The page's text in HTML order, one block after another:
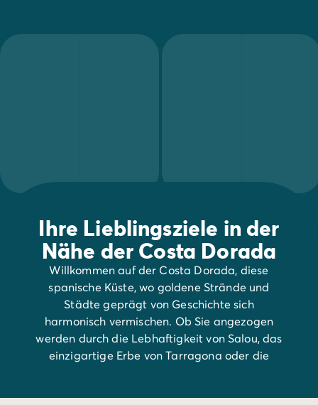
Ihre Lieblingsziele in der
Nähe der Costa Dorada
Willkommen auf der Costa Dorada, diese
spanische Küste, wo goldene Strände und
Städte geprägt von Geschichte sich
harmonisch vermischen. Ob Sie angezogen
werden durch die Lebhaftigkeit von Salou, das
einzigartige Erbe von Tarragona oder die